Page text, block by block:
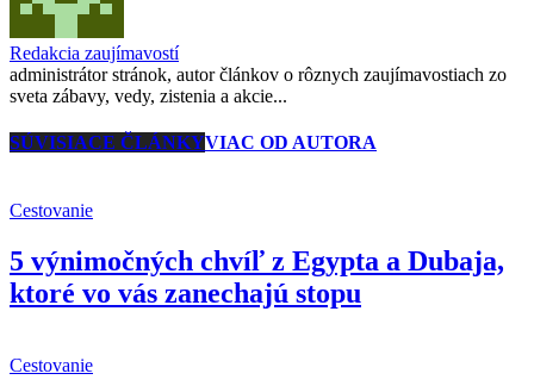
Redakcia zaujímavostí
administrátor stránok, autor článkov o rôznych zaujímavostiach zo
sveta zábavy, vedy, zistenia a akcie...
SÚVISIACE ČLÁNKYVIAC OD AUTORA
Cestovanie
5 výnimočných chvíľ z Egypta a Dubaja,
ktoré vo vás zanechajú stopu
Cestovanie